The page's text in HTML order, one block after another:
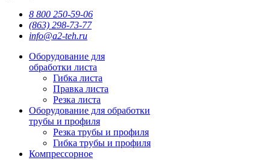
8 800 250-59-06
(863) 298-73-77
info@a2-teh.ru
Оборудование для
обработки листа
Гибка листа
Правка листа
Резка листа
Оборудование для обработки
трубы и профиля
Резка трубы и профиля
Гибка трубы и профиля
Компрессорное